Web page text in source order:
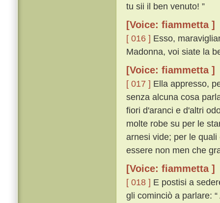
tu sii il ben venuto! ”
[Voice: fiammetta ]
[ 016 ] Esso,
Madonna, voi siate la
[Voice: fiammetta ]
[ 017 ] Ella appresso,
senza alcuna cosa
fiori d'aranci e d'altri
molte robe su per le
arnesi vide; per le
essere non men che
[Voice: fiammetta ]
[ 018 ] E postisi a
gli cominciò a parlare: